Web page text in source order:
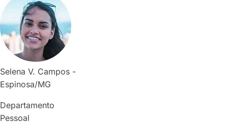
Selena V. Campos -
Espinosa/MG
Departamento
Pessoal